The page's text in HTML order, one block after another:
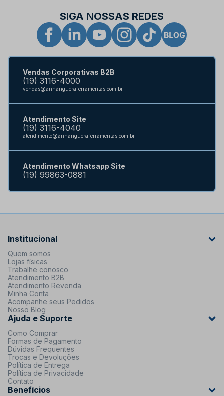
SIGA NOSSAS REDES
Vendas Corporativas B2B
(19) 3116-4000
vendas@anhangueraferramentas.com.br
Atendimento Site
(19) 3116-4040
atendimento@anhangueraferramentas.com.br
Atendimento Whatsapp Site
(19) 99863-0881
Institucional
Quem somos
Lojas físicas
Trabalhe conosco
Atendimento B2B
Atendimento Revenda
Minha Conta
Acompanhe seus Pedidos
Nosso Blog
Ajuda e Suporte
Como Comprar
Formas de Pagamento
Dúvidas Frequentes
Trocas e Devoluções
Política de Entrega
Política de Privacidade
Contato
Benefícios